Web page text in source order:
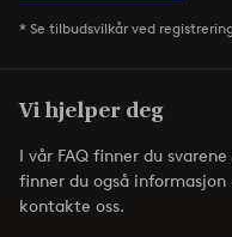
* Se tilbudsvilkår ved
Vi hjelper deg
I vår FAQ finner du
finner du også
kontakte oss.